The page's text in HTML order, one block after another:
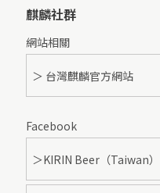
麒麟社群
網站相關
＞ 台灣麒麟官方網站
Facebook